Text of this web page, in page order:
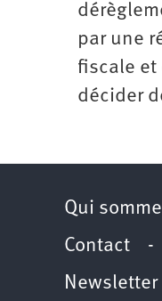
par une
fiscale et
décider
Qui
Contact -
Newsletter